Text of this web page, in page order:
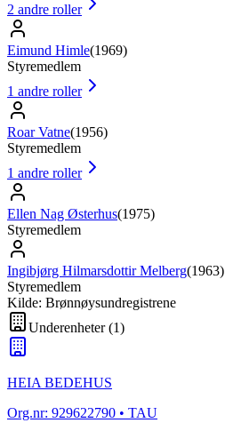
2 andre roller
Eimund Himle(1969)
Styremedlem
1 andre roller
Roar Vatne(1956)
Styremedlem
1 andre roller
Ellen Nag Østerhus(1975)
Styremedlem
Ingibjørg Hilmarsdottir Melberg(1963)
Styremedlem
Kilde: Brønnøysundregistrene
Underenheter(1)
HEIA BEDEHUS
Org.nr: 929622790 • TAU